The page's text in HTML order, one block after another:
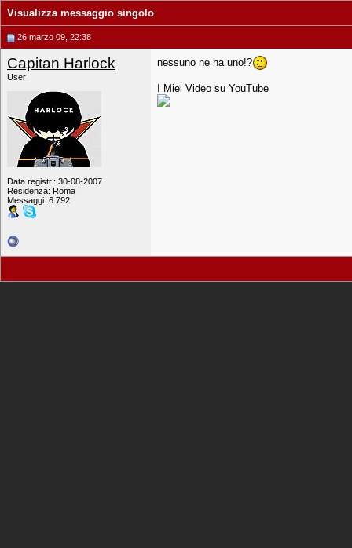
Visualizza messaggio singolo
26 marzo 09, 22:38
Capitan Harlock
User
Data registr.: 30-08-2007
Residenza: Roma
Messaggi: 6.792
nessuno ne ha uno!?
I Miei Video su YouTube